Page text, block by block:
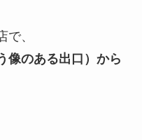
、
像のある出口）から